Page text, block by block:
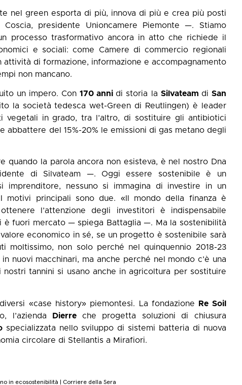
nel green esporta di più, innova di più e crea più posti
presidente Unioncamere Piemonte —. Stiamo
processo trasformativo ancora in atto che richiede il
e sociali: come Camere di commercio regionali
di formazione, informazione e accompagnamento
non mancano.
un impero. Con170 annidi storia la Silvateam di San
la società tedesca wet-Green di Reutlingen) è leader
vegetali in grado, tra l’altro, di sostituire gli antibiotici
abbattere del 15%-20% le emissioni di gas metano degli
quando la parola ancora non esisteva, è nel nostro Dna
di Silvateam —. Oggi essere sostenibile è un
imprenditore, nessuno si immagina di investire in un
principali sono due. «Il mondo della finanza è
l’attenzione degli investitori è indispensabile
fuori mercato — spiega Battaglia —. Ma la sostenibilità
economico in sé, se un progetto è sostenibile sarà
moltissimo, non solo perché nel quinquennio 2018-23
nuovi macchinari, ma anche perché nel mondo c’è una
tannini si usano anche in agricoltura per sostituire
«case history» piemontesi. La fondazione
Re Soil
l’azienda Dierre che progetta soluzioni di chiusura
specializzata nello sviluppo di sistemi batteria di nuova
circolare di Stellantis a Mirafiori.
in ecosostenibilità | Corriere della Sera